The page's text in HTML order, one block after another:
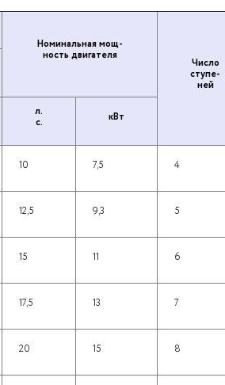
Но­ми­наль­ная мощ­
ность дви­га­те­ля
Число
ступе­
ней
л.
с.
кВт
10 7,5 4
12,5 9,3 5
15 11 6
17,5 13 7
20 15 8